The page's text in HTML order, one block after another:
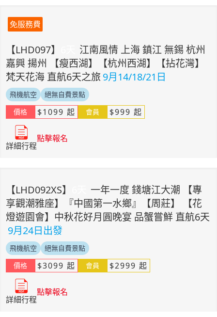
免服務費
【LHD097】
江南風情 上海 鎮江 無錫 杭州
嘉興 揚州 【瘦西湖】【杭州西湖】【拈花灣】
梵天花海 直航6天之旅 9月14/18/21日
飛機航空
絕無自費景點
價格
$1099 起 會員 $999 起
詳細行程
點擊報名
【LHD092XS】
一年一度 錢塘江大潮 【專
享觀潮雅座】『中國第一水鄉』【周莊】 【花
燈遊園會】中秋花好月圓晚宴 品蟹嘗鮮 直航6天
9月24日出發
飛機航空
絕無自費景點
價格
$3099 起 會員 $2999 起
詳細行程
點擊報名